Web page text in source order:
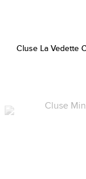
Cluse La Vedette